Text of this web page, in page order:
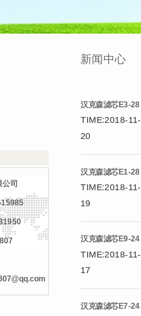
司
新闻中心
汉克森滤芯E3-28
TIME:2018-11-
20
汉克森滤芯E1-28
TIME:2018-11-
19
汉克森滤芯E9-24
TIME:2018-11-
17
汉克森滤芯E7-24